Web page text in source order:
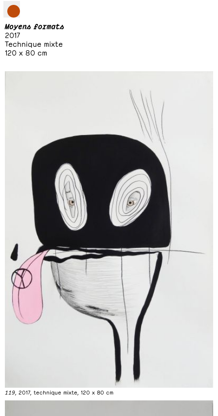
Moyens formats
2017
Technique mixte
120 x 80 cm
119 , 2017, technique mixte, 120 x 80 cm